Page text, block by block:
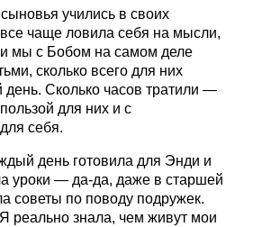
учились в своих
чаще ловила себя на мысли,
мы с Бобом на самом деле
сколько всего для них
Сколько часов тратили —
для них и с
себя.
день готовила для Энди и
уроки — да-да, даже в старшей
советы по поводу подружек.
реально знала, чем живут мои